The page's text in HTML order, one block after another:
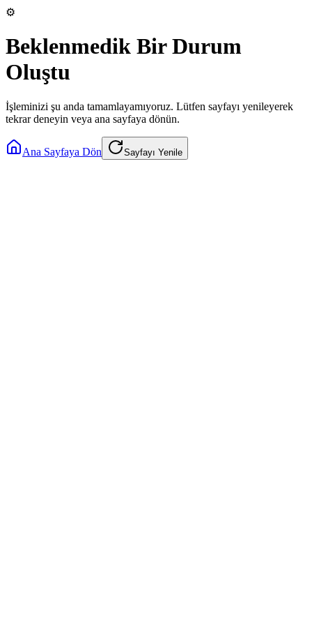
⚙️
Beklenmedik Bir Durum
Oluştu
İşleminizi şu anda tamamlayamıyoruz. Lütfen sayfayı yenileyerek
tekrar deneyin veya ana sayfaya dönün.
Ana Sayfaya Dön Sayfayı Yenile